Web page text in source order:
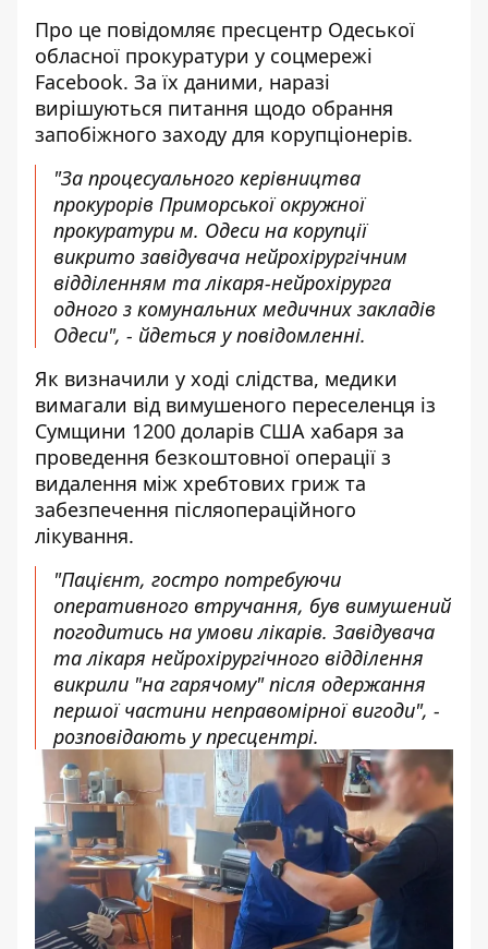
Про це повідомляє пресцентр Одеської
обласної прокуратури у соцмережі
Facebook. За їх даними, наразі
вирішуються питання щодо обрання
запобіжного заходу для корупціонерів.
"За процесуального керівництва
прокурорів Приморської окружної
прокуратури м. Одеси на корупції
викрито завідувача нейрохірургічним
відділенням та лікаря-нейрохірурга
одного з комунальних медичних закладів
Одеси", - йдеться у повідомленні.
Як визначили у ході слідства, медики
вимагали від вимушеного переселенця із
Сумщини 1200 доларів США хабаря за
проведення безкоштовної операції з
видалення між хребтових гриж та
забезпечення післяопераційного
лікування.
"Пацієнт, гостро потребуючи
оперативного втручання, був вимушений
погодитись на умови лікарів. Завідувача
та лікаря нейрохірургічного відділення
викрили "на гарячому" після одержання
першої частини неправомірної вигоди", -
розповідають у пресцентрі.